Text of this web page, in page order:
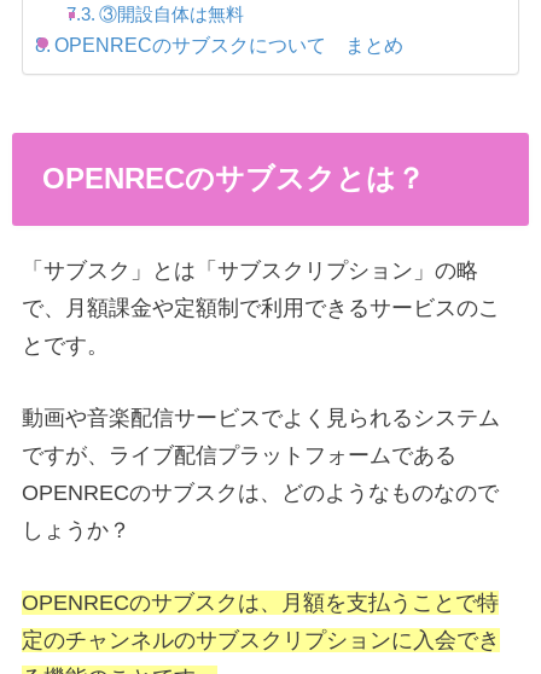
③開設自体は無料
OPENRECのサブスクについて まとめ
OPENRECのサブスクとは？
「サブスク」とは「サブスクリプション」の略
で、月額課金や定額制で利用できるサービスのこ
とです。
動画や音楽配信サービスでよく見られるシステム
ですが、ライブ配信プラットフォームである
OPENRECのサブスクは、どのようなものなので
しょうか？
OPENRECのサブスクは、月額を支払うことで特
定のチャンネルのサブスクリプションに入会でき